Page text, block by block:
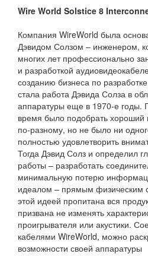
Wire World Solstice 8
Компания WireWorld была
Дэвидом Солзом – инженером,
многих лет профессионально
и разработкой
созданию бизнеса по
стала работа Дэвида Солза в
аппаратуры еще в 1970-е годы.
время было подобрать хороший
по-разному, но не было ни
полностью удовлетворить
Тогда Дэвид Солз и определил
работы – разработать
минимальную потерю
идеалом – прямым физическим
этой идеей пропитана вся
призвана не изменять
проигрывателя или акустики.
кабелями WireWorld, можно
возможности своей аппаратуры